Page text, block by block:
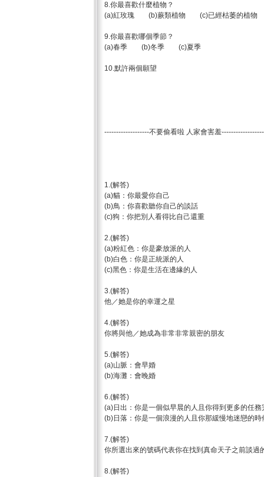
8.你最喜歡什麼植物？
(a)紅玫瑰 (b)蕨類植物 (c)已經枯萎的植物
9.你最喜歡哪個季節？
(a)春季 (b)冬季 (c)夏季
10.默許兩個願望
-------------------不要偷看啦 人家會害羞------------------
1.(解答)
(a)貓：你最愛你自己
(b)鳥：你喜歡聽你自己的談話
(c)狗：你把別人看得比自己還重
2.(解答)
(a)粉紅色：你是豪放派的人
(b)白色：你是正統派的人
(c)黑色：你是生活在邊緣的人
3.(解答)
他／她是你的幸運之星
4.(解答)
你將與他／她成為非常非常親密的朋友
5.(解答)
(a)山脈：會早婚
(b)海灘：會晚婚
6.(解答)
(a)日出：你是一個似早晨的人且你得到更多的任務
(b)日落：你是一個浪漫的人且你那緩慢地迷戀的時
7.(解答)
你所選出來的號碼代表你在找到真命天子之前談過
8.(解答)